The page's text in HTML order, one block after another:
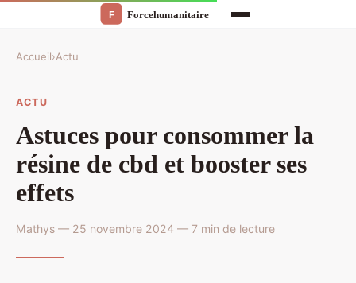
Accueil›Actu
ACTU
Astuces pour consommer la
résine de cbd et booster ses
effets
Mathys — 25 novembre 2024 — 7 min de lecture